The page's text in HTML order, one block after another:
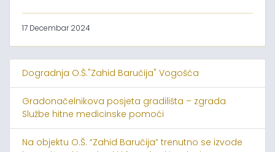
17 Decembar 2024
Dogradnja O.Š."Zahid Baručija" Vogošća
Gradonačelnikova posjeta gradilišta – zgrada
Službe hitne medicinske pomoći
Na objektu O.Š. “Zahid Baručija” trenutno se izvode